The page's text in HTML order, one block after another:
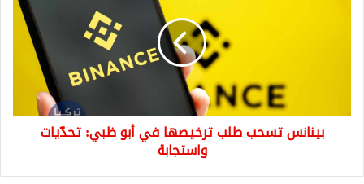
واستجابة
بينانس تسحب طلب ترخيصها في أبو ظبي: تحدّيات
واستجابة